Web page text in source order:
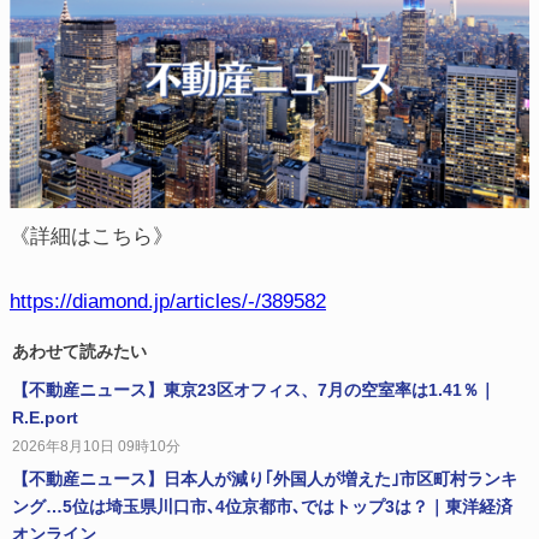
《詳細はこちら》
https://diamond.jp/articles/-/389582
あわせて読みたい
【不動産ニュース】東京23区オフィス、7月の空室率は1.41％｜
R.E.port
2026年8月10日 09時10分
【不動産ニュース】日本人が減り｢外国人が増えた｣市区町村ランキ
ング…5位は埼玉県川口市､4位京都市､ではトップ3は？｜東洋経済
オンライン